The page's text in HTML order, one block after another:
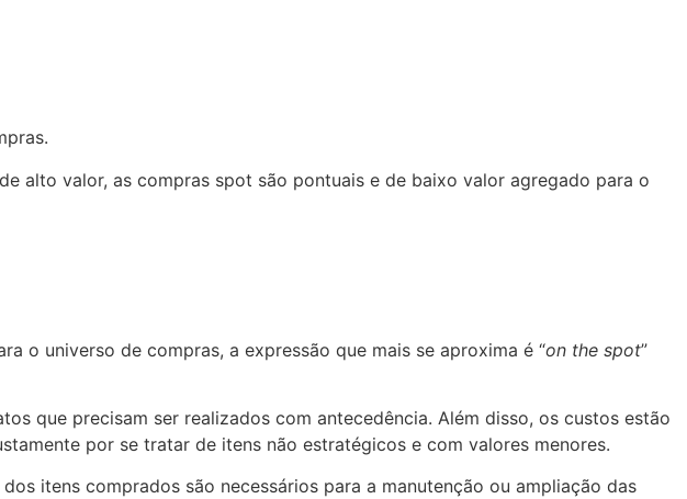
alto valor, as compras spot são pontuais e de baixo valor agregado para o
o universo de compras, a expressão que mais se aproxima é “on the spot”
que precisam ser realizados com antecedência. Além disso, os custos estão
por se tratar de itens não estratégicos e com valores menores.
itens comprados são necessários para a manutenção ou ampliação das